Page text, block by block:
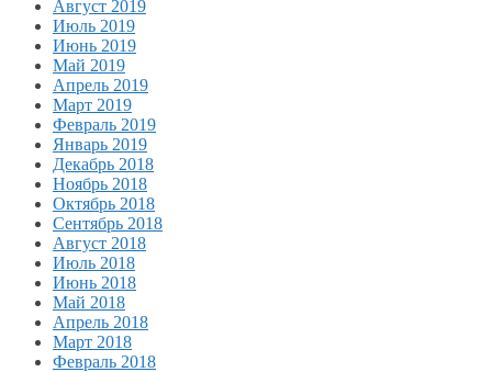
Август 2019
Июль 2019
Июнь 2019
Май 2019
Апрель 2019
Март 2019
Февраль 2019
Январь 2019
Декабрь 2018
Ноябрь 2018
Октябрь 2018
Сентябрь 2018
Август 2018
Июль 2018
Июнь 2018
Май 2018
Апрель 2018
Март 2018
Февраль 2018